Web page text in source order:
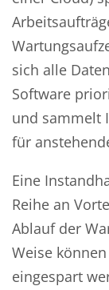
sich alle
Software
und sammelt
für
Eine
Reihe an
Ablauf der
Weise
eingespart